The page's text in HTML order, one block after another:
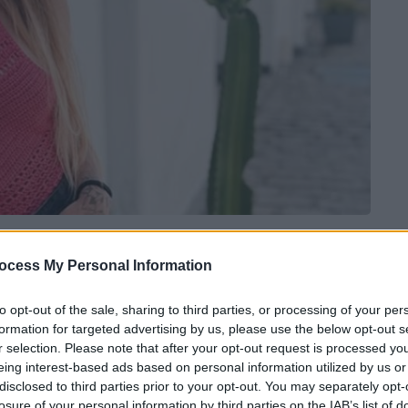
My Personal Information
opt-out of the sale, sharing to third parties, or processing of your
for targeted advertising by us, please use the below opt-out
selection. Please note that after your opt-out request is processed
interest-based ads based on personal information utilized by us
to third parties prior to your opt-out. You may separately
of your personal information by third parties on the IAB’s list of
που έκανεσερφκαι την
στην παραλία Ρινκονάδα στην
αλιευτικό σκάφος πέρασε από πάνω της,